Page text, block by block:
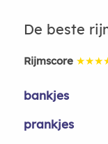
De beste
Rijmscore
bankjes
prankjes